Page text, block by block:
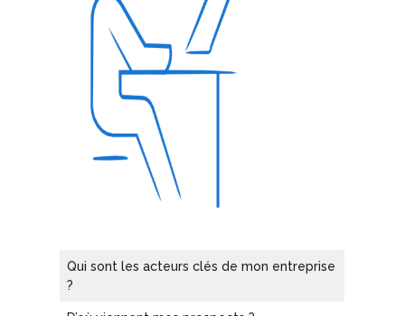
Qui sont les acteurs clés de mon entreprise
?